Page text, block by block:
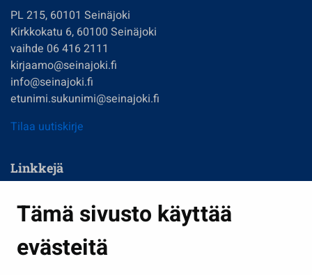
Tämä sivusto käyttää
evästeitä
PL 215, 60101 Seinäjoki
Kirkkokatu 6, 60100 Seinäjoki
vaihde 06 416 2111
kirjaamo@seinajoki.fi
info@seinajoki.fi
etunimi.sukunimi@seinajoki.fi
Tilaa uutiskirje
Linkkejä
Kasvatus ja opetus
Kulttuuri ja liikunta